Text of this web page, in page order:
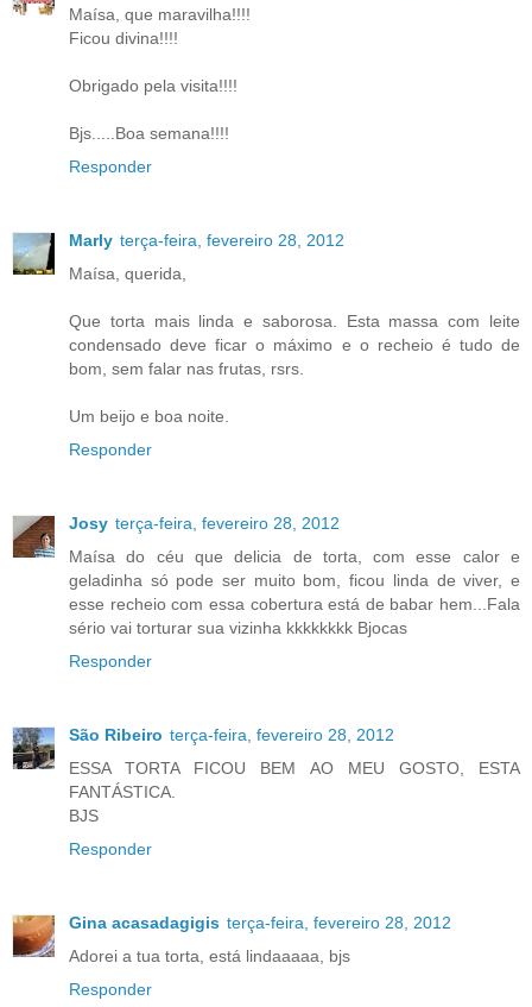
Maísa, que maravilha!!!!
Ficou divina!!!!
Obrigado pela visita!!!!
Bjs.....Boa semana!!!!
Responder
Marly terça-feira, fevereiro 28, 2012
Maísa, querida,
Que torta mais linda e saborosa. Esta massa com leite
condensado deve ficar o máximo e o recheio é tudo de
bom, sem falar nas frutas, rsrs.
Um beijo e boa noite.
Responder
Josy terça-feira, fevereiro 28, 2012
Maísa do céu que delicia de torta, com esse calor e
geladinha só pode ser muito bom, ficou linda de viver, e
esse recheio com essa cobertura está de babar hem...Fala
sério vai torturar sua vizinha kkkkkkkk Bjocas
Responder
São Ribeiro terça-feira, fevereiro 28, 2012
ESSA TORTA FICOU BEM AO MEU GOSTO, ESTA
FANTÁSTICA.
BJS
Responder
Gina acasadagigis terça-feira, fevereiro 28, 2012
Adorei a tua torta, está lindaaaaa, bjs
Responder